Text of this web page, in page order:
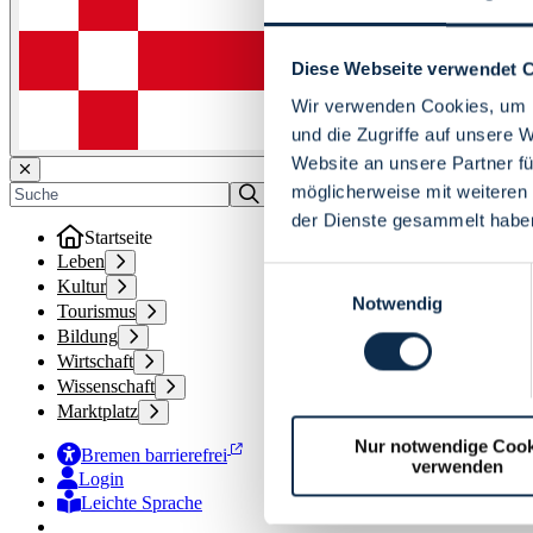
Diese Webseite verwendet
Wir verwenden Cookies,
und die Zugriffe auf unsere
Website an unsere Partner
möglicherweise mit
der Dienste gesammelt
Notwendig
Nur notwendige
verwenden
Startseite
Leben
Kultur
Tourismus
Bildung
Wirtschaft
Wissenschaft
Marktplatz
Bremen barrierefrei
Login
Leichte Sprache
Zur Deutschen Gebärdensprache